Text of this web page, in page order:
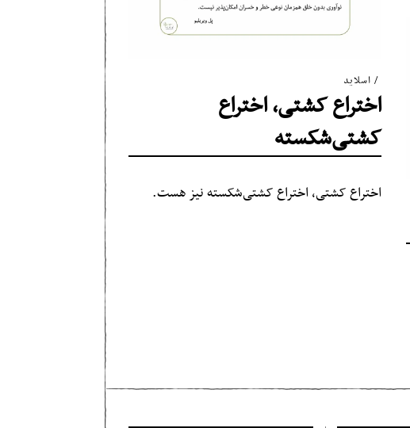
اسلاید
اختراع کشتی، اختراع
کشتی‌شکسته
اختراع کشتی، اختراع کشتی‌شکسته نیز هست.